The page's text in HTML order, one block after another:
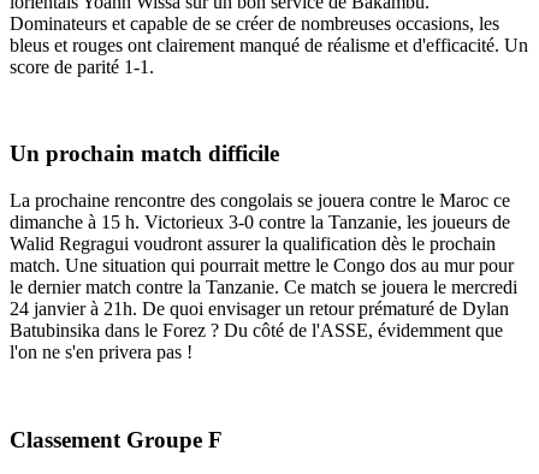
Dominateurs et capable de se créer de nombreuses occasions, les
bleus et rouges ont clairement manqué de réalisme et d'efficacité. Un
score de parité 1-1.
Un prochain match difficile
La prochaine rencontre des congolais se jouera contre le Maroc ce
dimanche à 15 h. Victorieux 3-0 contre la Tanzanie, les joueurs de
Walid Regragui voudront assurer la qualification dès le prochain
match. Une situation qui pourrait mettre le Congo dos au mur pour
le dernier match contre la Tanzanie. Ce match se jouera le mercredi
24 janvier à 21h. De quoi envisager un retour prématuré de Dylan
Batubinsika dans le Forez ? Du côté de l'ASSE, évidemment que
l'on ne s'en privera pas !
Classement Groupe F